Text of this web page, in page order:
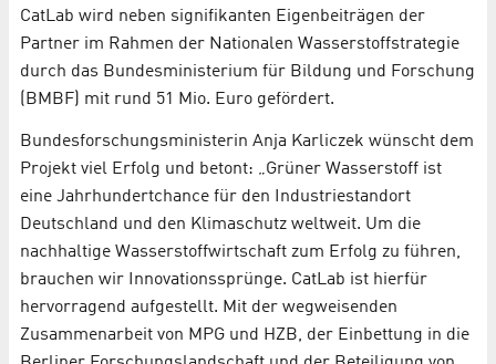
CatLab wird neben signifikanten Eigenbeiträgen der
Partner im Rahmen der Nationalen Wasserstoffstrategie
durch das Bundesministerium für Bildung und Forschung
(BMBF) mit rund 51 Mio. Euro gefördert.
Bundesforschungsministerin Anja Karliczek wünscht dem
Projekt viel Erfolg und betont: „Grüner Wasserstoff ist
eine Jahrhundertchance für den Industriestandort
Deutschland und den Klimaschutz weltweit. Um die
nachhaltige Wasserstoffwirtschaft zum Erfolg zu führen,
brauchen wir Innovationssprünge. CatLab ist hierfür
hervorragend aufgestellt. Mit der wegweisenden
Zusammenarbeit von MPG und HZB, der Einbettung in die